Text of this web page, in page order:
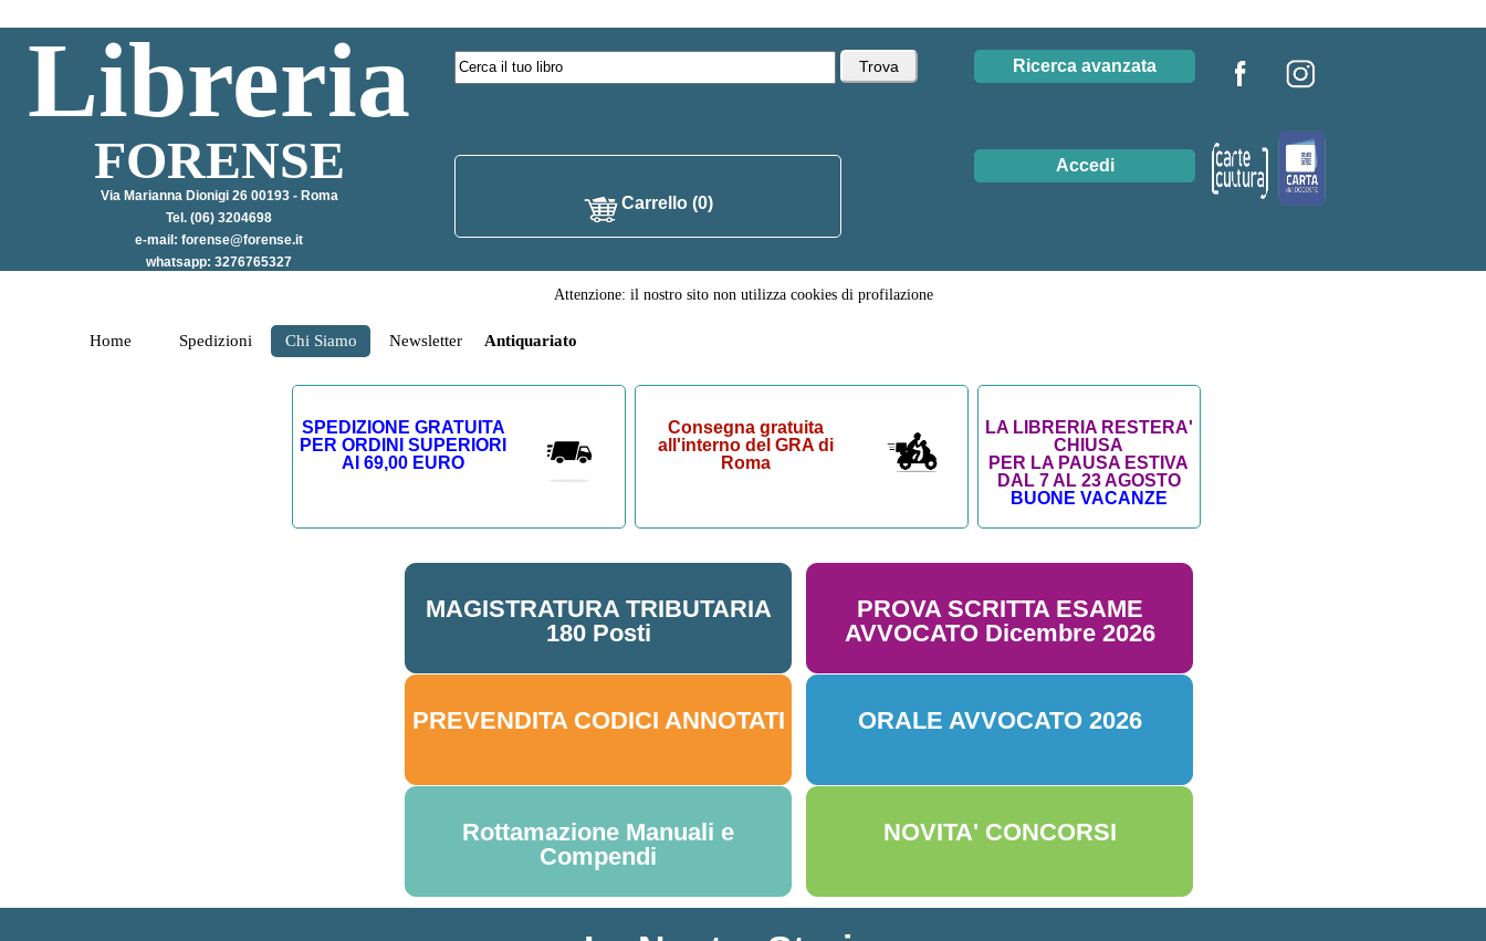
Libreria
FORENSE
Via Marianna Dionigi 26 00193 - Roma
Tel. (06) 3204698
e-mail: forense@forense.it
whatsapp: 3276765327
Carrello (0)
Ricerca avanzata
Accedi
Attenzione: il nostro sito non utilizza cookies di profilazione
Home Spedizioni Chi Siamo Newsletter Antiquariato
SPEDIZIONE GRATUITA
PER ORDINI SUPERIORI
AI 69,00 EURO
Consegna gratuita
all'interno del GRA di
Roma
LA LIBRERIA RESTERA'
CHIUSA
PER LA PAUSA ESTIVA
DAL 7 AL 23 AGOSTO
BUONE VACANZE
MAGISTRATURA TRIBUTARIA
180 Posti
PROVA SCRITTA ESAME
AVVOCATO Dicembre 2026
PREVENDITA CODICI ANNOTATI ORALE AVVOCATO 2026
Rottamazione Manuali e
Compendi
NOVITA' CONCORSI